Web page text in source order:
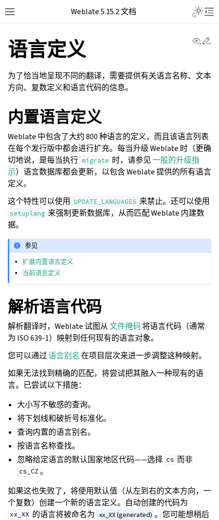
Weblate 5.15.2 文档
语言定义
为了恰当地呈现不同的翻译，需要提供有关语言名称、文本
方向、复数定义和语言代码的信息。
内置语言定义
Weblate 中包含了大约 800 种语言的定义，而且该语言列表
在每个发行版中都会进行扩充。每当升级 Weblate 时（更确
切地说，是每当执行 migrate 时，请参见一般的升级指
示）语言数据库都会更新，以包含 Weblate 提供的所有语言
定义。
这个特性可以使用
UPDATE_LANGUAGES 来禁止。还可以使用
setuplang 来强制更新数据库，从而匹配 Weblate 内建数
据。
参见
扩展内置语言定义
当前语言定义
解析语言代码
解析翻译时，Weblate 试图从文件掩码将语言代码（通常
为 ISO 639-1）映射到任何现有的语言对象。
您可以通过语言别名 在项目层次来进一步调整这种映射。
如果无法找到精确的匹配，将尝试把其融入一种现有的语
言。已尝试以下措施：
大小写不敏感的查询。
将下划线和破折号标准化。
查询内置的语言别名。
按语言名称查找。
忽略给定语言的默认国家地区代码——选择 cs 而非
cs_CZ 。
如果这也失败了，将使用默认值（从左到右的文本方向，一
个复数）创建一个新的语言定义。自动创建的代码为
xx_XX 的语言将被命名为 xx_XX (generated) 。您可能想稍后